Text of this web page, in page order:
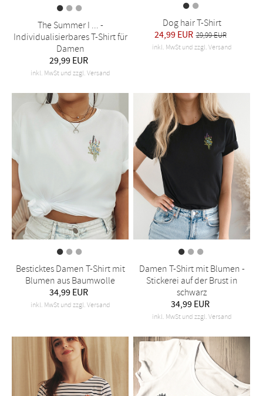
The Summer I ... -
Individualisierbares T-Shirt für
Damen
29,99 EUR
inkl. MwSt und zzgl. Versand
Dog hair T-Shirt
24,99 EUR 29,99 EUR
inkl. MwSt und zzgl. Versand
Besticktes Damen T-Shirt mit
Blumen aus Baumwolle
34,99 EUR
inkl. MwSt und zzgl. Versand
Damen T-Shirt mit Blumen -
Stickerei auf der Brust in
schwarz
34,99 EUR
inkl. MwSt und zzgl. Versand